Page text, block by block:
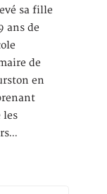
sa fille
ans de
de
en
les